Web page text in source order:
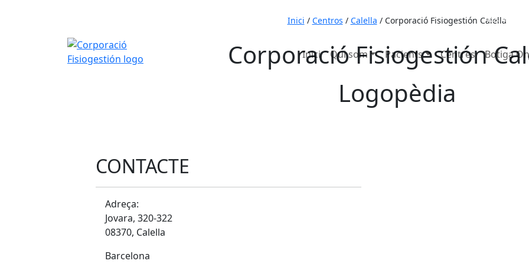
653
Inici Qui som Pacients Centres Botiga
Inici / Centros / Calella / Corporació Fisiogestión Calella
Corporació Fisiogestión
Logopèdia
CONTACTE
Adreça:
Jovara, 320-322
08370, Calella
Barcelona